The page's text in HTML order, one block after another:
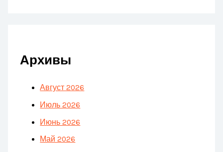
Архивы
Август 2026
Июль 2026
Июнь 2026
Май 2026